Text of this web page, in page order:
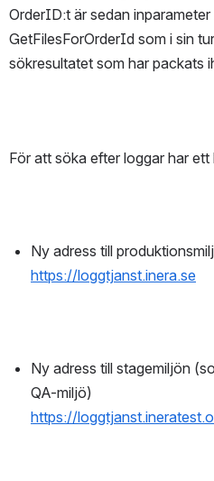
OrderID:t är sedan
GetFilesForOrderId som i sin
sökresultatet som har packats
För att söka efter loggar har
Ny adress till
https://loggtjanst.inera.se
Ny adress till stagemiljön
QA-miljö)
https://